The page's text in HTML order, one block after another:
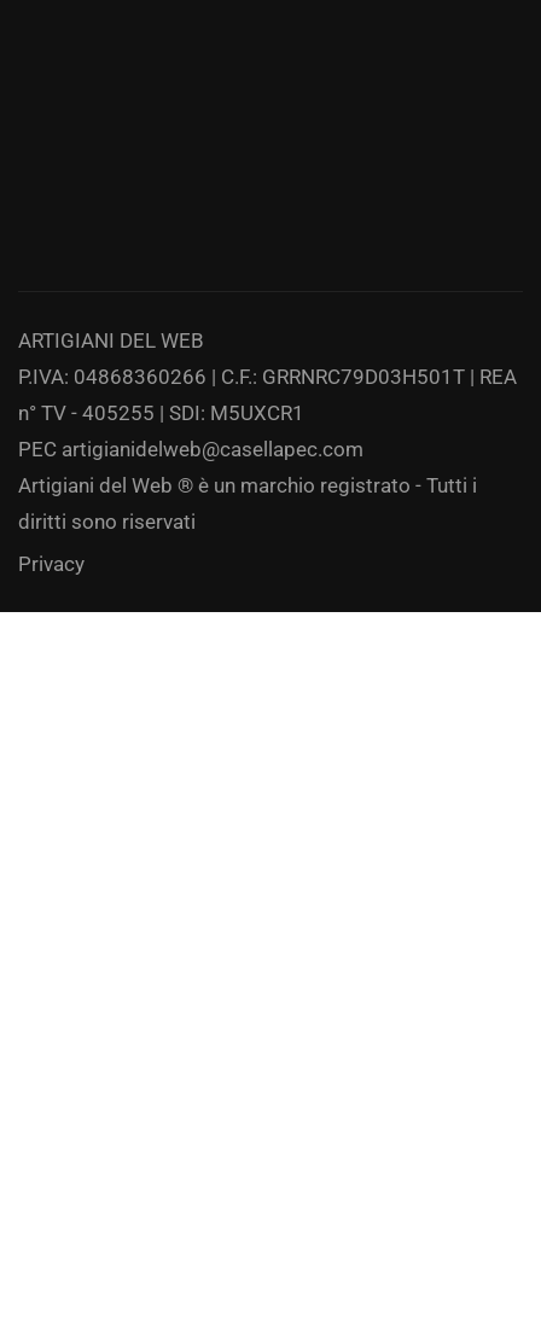
ARTIGIANI DEL WEB
P.IVA: 04868360266 | C.F.: GRRNRC79D03H501T | REA
n° TV - 405255 | SDI: M5UXCR1
PEC artigianidelweb@casellapec.com
Artigiani del Web ® è un marchio registrato - Tutti i
diritti sono riservati
Privacy